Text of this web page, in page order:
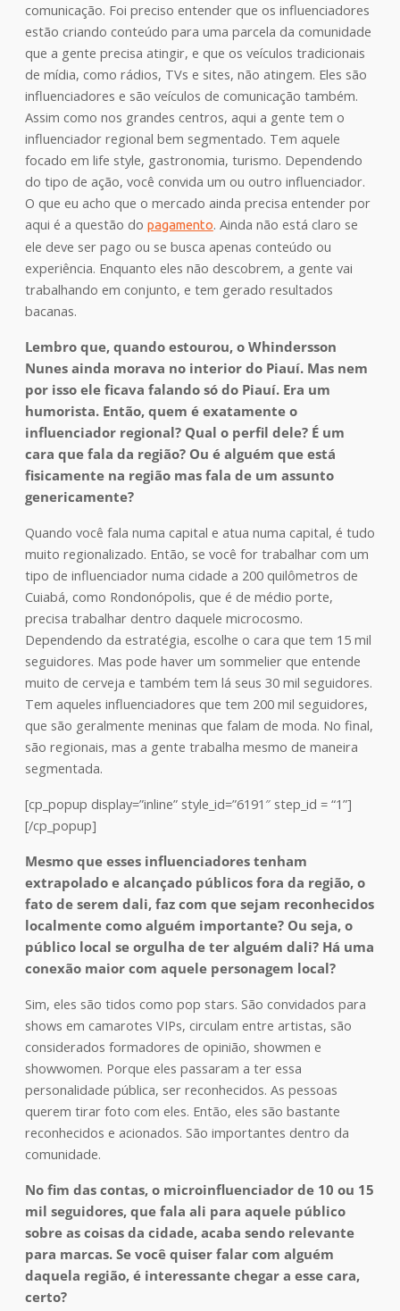
comunicação. Foi preciso entender que os influenciadores
estão criando conteúdo para uma parcela da comunidade
que a gente precisa atingir, e que os veículos tradicionais
de mídia, como rádios, TVs e sites, não atingem. Eles são
influenciadores e são veículos de comunicação também.
Assim como nos grandes centros, aqui a gente tem o
influenciador regional bem segmentado. Tem aquele
focado em life style, gastronomia, turismo. Dependendo
do tipo de ação, você convida um ou outro influenciador.
O que eu acho que o mercado ainda precisa entender por
aqui é a questão do pagamento. Ainda não está claro se
ele deve ser pago ou se busca apenas conteúdo ou
experiência. Enquanto eles não descobrem, a gente vai
trabalhando em conjunto, e tem gerado resultados
bacanas.
Lembro que, quando estourou, o Whindersson
Nunes ainda morava no interior do Piauí. Mas nem
por isso ele ficava falando só do Piauí. Era um
humorista. Então, quem é exatamente o
influenciador regional? Qual o perfil dele? É um
cara que fala da região? Ou é alguém que está
fisicamente na região mas fala de um assunto
genericamente?
Quando você fala numa capital e atua numa capital, é tudo
muito regionalizado. Então, se você for trabalhar com um
tipo de influenciador numa cidade a 200 quilômetros de
Cuiabá, como Rondonópolis, que é de médio porte,
precisa trabalhar dentro daquele microcosmo.
Dependendo da estratégia, escolhe o cara que tem 15 mil
seguidores. Mas pode haver um sommelier que entende
muito de cerveja e também tem lá seus 30 mil seguidores.
Tem aqueles influenciadores que tem 200 mil seguidores,
que são geralmente meninas que falam de moda. No final,
são regionais, mas a gente trabalha mesmo de maneira
segmentada.
[cp_popup display=”inline” style_id=”6191″ step_id = “1”]
[/cp_popup]
Mesmo que esses influenciadores tenham
extrapolado e alcançado públicos fora da região, o
fato de serem dali, faz com que sejam reconhecidos
localmente como alguém importante? Ou seja, o
público local se orgulha de ter alguém dali? Há uma
conexão maior com aquele personagem local?
Sim, eles são tidos como pop stars. São convidados para
shows em camarotes VIPs, circulam entre artistas, são
considerados formadores de opinião, showmen e
showwomen. Porque eles passaram a ter essa
personalidade pública, ser reconhecidos. As pessoas
querem tirar foto com eles. Então, eles são bastante
reconhecidos e acionados. São importantes dentro da
comunidade.
No fim das contas, o microinfluenciador de 10 ou 15
mil seguidores, que fala ali para aquele público
sobre as coisas da cidade, acaba sendo relevante
para marcas. Se você quiser falar com alguém
daquela região, é interessante chegar a esse cara,
certo?